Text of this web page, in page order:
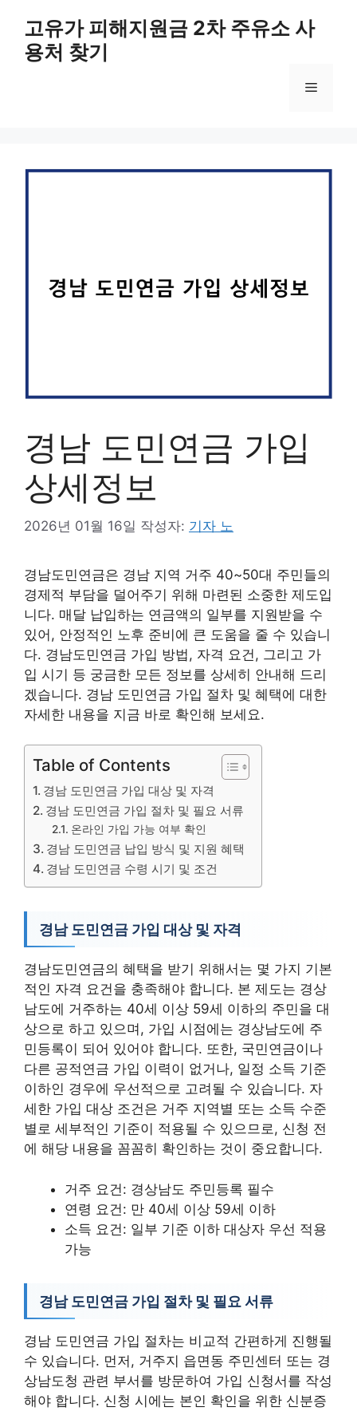
고유가 피해지원금 2차 주유소 사
용처 찾기
메
경남 도민연금 가입
상세정보
2026년 01월 16일 작성자: 기자 노
경남도민연금은 경남 지역 거주 40~50대 주민들의
경제적 부담을 덜어주기 위해 마련된 소중한 제도입
니다. 매달 납입하는 연금액의 일부를 지원받을 수
있어, 안정적인 노후 준비에 큰 도움을 줄 수 있습니
다. 경남도민연금 가입 방법, 자격 요건, 그리고 가
입 시기 등 궁금한 모든 정보를 상세히 안내해 드리
겠습니다. 경남 도민연금 가입 절차 및 혜택에 대한
자세한 내용을 지금 바로 확인해 보세요.
Table of Contents
경남 도민연금 가입 대상 및 자격
경남 도민연금 가입 절차 및 필요 서류
온라인 가입 가능 여부 확인
경남 도민연금 납입 방식 및 지원 혜택
경남 도민연금 수령 시기 및 조건
경남 도민연금 가입 대상 및 자격
경남도민연금의 혜택을 받기 위해서는 몇 가지 기본
적인 자격 요건을 충족해야 합니다. 본 제도는 경상
남도에 거주하는 40세 이상 59세 이하의 주민을 대
상으로 하고 있으며, 가입 시점에는 경상남도에 주
민등록이 되어 있어야 합니다. 또한, 국민연금이나
다른 공적연금 가입 이력이 없거나, 일정 소득 기준
이하인 경우에 우선적으로 고려될 수 있습니다. 자
세한 가입 대상 조건은 거주 지역별 또는 소득 수준
별로 세부적인 기준이 적용될 수 있으므로, 신청 전
에 해당 내용을 꼼꼼히 확인하는 것이 중요합니다.
거주 요건: 경상남도 주민등록 필수
연령 요건: 만 40세 이상 59세 이하
소득 요건: 일부 기준 이하 대상자 우선 적용
가능
경남 도민연금 가입 절차 및 필요 서류
경남 도민연금 가입 절차는 비교적 간편하게 진행될
수 있습니다. 먼저, 거주지 읍면동 주민센터 또는 경
상남도청 관련 부서를 방문하여 가입 신청서를 작성
해야 합니다. 신청 시에는 본인 확인을 위한 신분증